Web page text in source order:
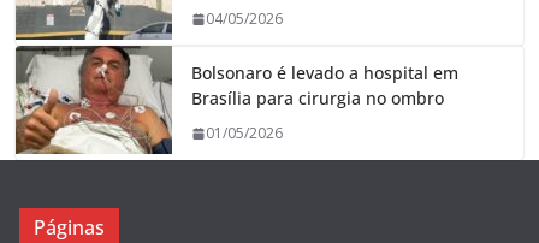
04/05/2026
Bolsonaro é levado a hospital em
Brasília para cirurgia no ombro
01/05/2026
Páginas